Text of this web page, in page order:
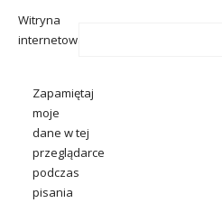
Witryna
internetowa
Zapamiętaj
moje
dane w tej
przeglądarce
podczas
pisania